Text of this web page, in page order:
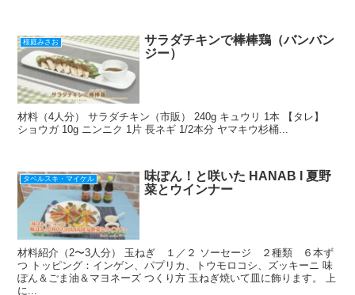
桜庭みさお
サラダチキンで棒棒鶏（バンバン
ジー）
材料（4人分） サラダチキン（市販） 240g キュウリ 1本 【タレ】
ショウガ 10g ニンニク 1片 長ネギ 1/2本分 ヤマキウ杉桶...
タベルスキ・マイケル
味ぽん！と咲いた HANAB I 夏野
菜とウインナー
材料紹介（2〜3人分） 玉ねぎ １／２ ソーセージ ２種類 ６本ず
つ トッピング：インゲン、パプリカ、トウモロコシ、ズッキーニ 味
ぽん＆ごま油＆マヨネーズ つくり方 玉ねぎ焼いて皿に飾ります。 上
に...